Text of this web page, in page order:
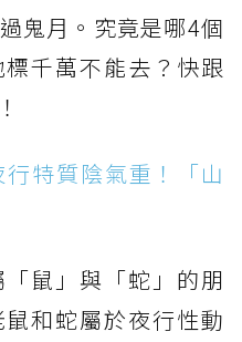
鬼月。究竟是哪4個
千萬不能去？快跟
特質陰氣重！「山
鼠」與「蛇」的朋
和蛇屬於夜行性動